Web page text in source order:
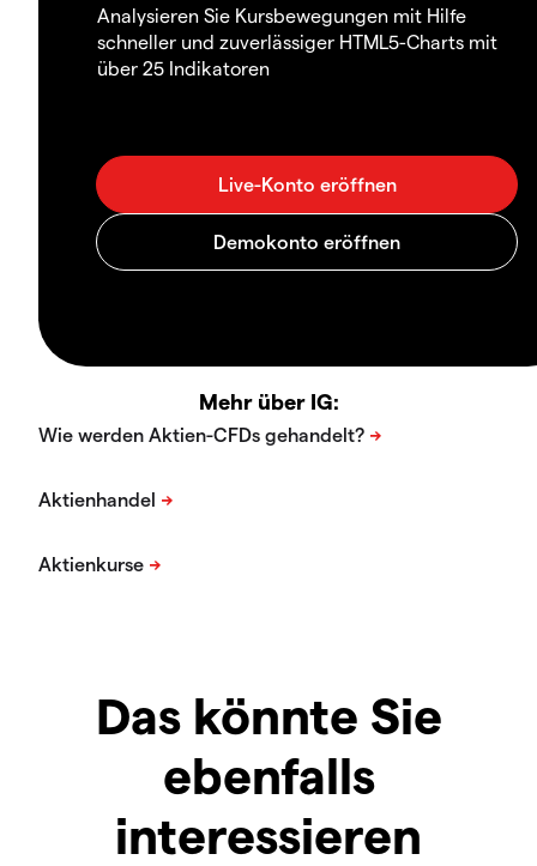
Analysieren Sie Kursbewegungen mit Hilfe
schneller und zuverlässiger HTML5-Charts mit
über 25 Indikatoren
Mehr über IG:
Das könnte Sie
ebenfalls
interessieren